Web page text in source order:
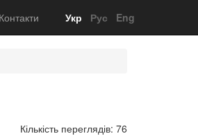
Контакти Укр Рус Eng
Кількість переглядів: 76